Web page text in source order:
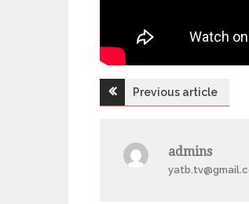
Н
Previous article
admins